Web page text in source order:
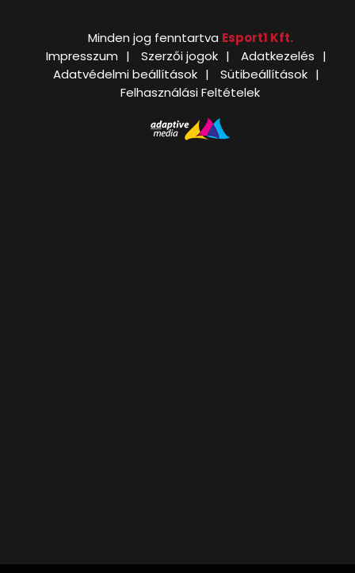
Minden jog fenntartva Esport1 Kft.
Impresszum
Szerzői jogok
Adatkezelés
Adatvédelmi beállítások
Sütibeállítások
Felhasználási Feltételek